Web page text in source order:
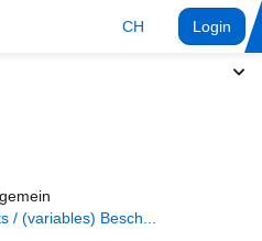
CH Login
/ (variables) Besch...